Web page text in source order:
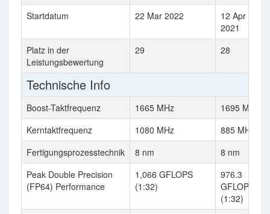
Startdatum 22 Mar 2022
12 Apr
2021
Platz in der
Leistungsbewertung
29 28
Technische Info
Boost-Taktfrequenz 1665 MHz
1695 MHz
Kerntaktfrequenz
1080 MHz
885 MHz
Fertigungsprozesstechnik
8 nm
8 nm
Peak Double Precision
(FP64) Performance
1,066 GFLOPS
(1:32)
976.3
GFLOPS
(1:32)